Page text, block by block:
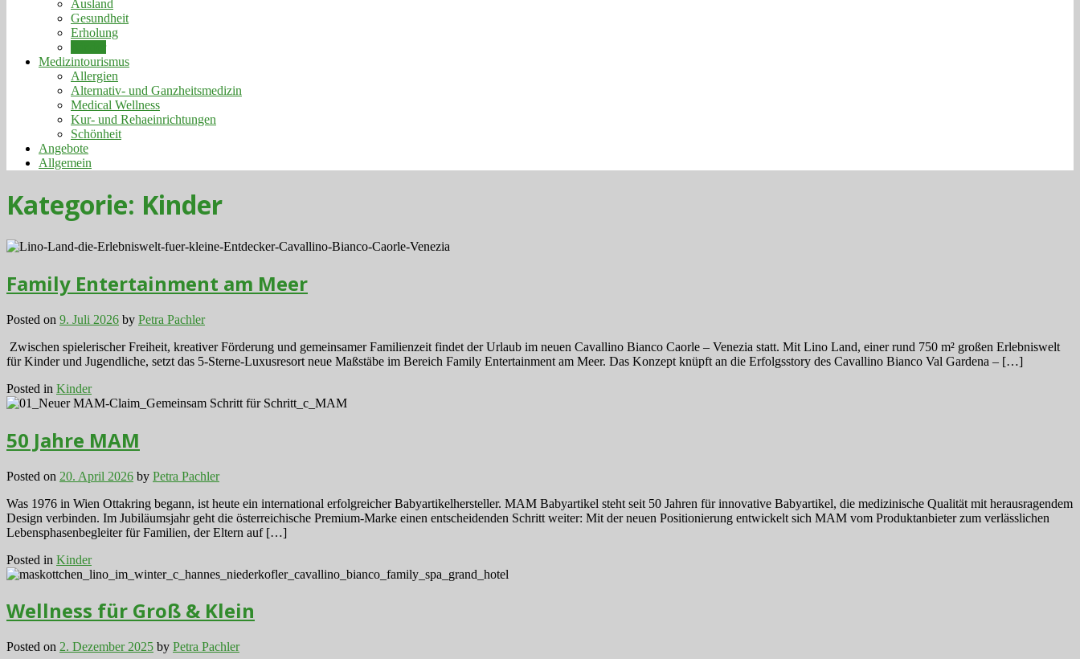
Ausland
Gesundheit
Erholung
Medizintourismus
Allergien
Alternativ- und Ganzheitsmedizin
Medical Wellness
Kur- und Rehaeinrichtungen
Schönheit
Angebote
Allgemein
Kategorie: Kinder
Family Entertainment am Meer
Posted on 9. Juli 2026 by Petra Pachler
Zwischen spielerischer Freiheit, kreativer Förderung und gemeinsamer Familienzeit findet der Urlaub im neuen Cavallino Bianco Caorle – Venezia statt. Mit Lino Land, einer rund 750 m² großen Erlebniswelt
für Kinder und Jugendliche, setzt das 5-Sterne-Luxusresort neue Maßstäbe im Bereich Family Entertainment am Meer. Das Konzept knüpft an die Erfolgsstory des Cavallino Bianco Val Gardena – […]
Posted in Kinder
50 Jahre MAM
Posted on 20. April 2026 by Petra Pachler
Was 1976 in Wien Ottakring begann, ist heute ein international erfolgreicher Babyartikelhersteller. MAM Babyartikel steht seit 50 Jahren für innovative Babyartikel, die medizinische Qualität mit herausragendem
Design verbinden. Im Jubiläumsjahr geht die österreichische Premium-Marke einen entscheidenden Schritt weiter: Mit der neuen Positionierung entwickelt sich MAM vom Produktanbieter zum verlässlichen
Lebensphasenbegleiter für Familien, der Eltern auf […]
Posted in Kinder
Wellness für Groß & Klein
Posted on 2. Dezember 2025 by Petra Pachler